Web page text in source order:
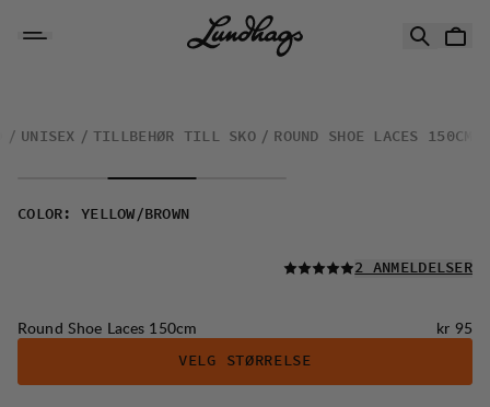
UNISEX TILLBEHØR TILL SKO ROUND SHOE LACES 150CM
COLOR : YELLOW/BROWN
LES ALLE
2 ANMELDELSER
Round Shoe Laces 150cm Pris:
kr 95
VELG STØRRELSE